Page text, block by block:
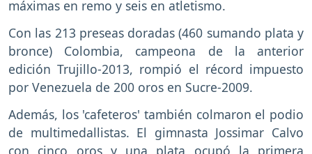
máximas en remo y seis en atletismo.
Con las 213 preseas doradas (460 sumando plata y
bronce) Colombia, campeona de la anterior
edición Trujillo-2013, rompió el récord impuesto
por Venezuela de 200 oros en Sucre-2009.
Además, los 'cafeteros' también colmaron el podio
de multimedallistas. El gimnasta Jossimar Calvo
con cinco oros y una plata ocupó la primera